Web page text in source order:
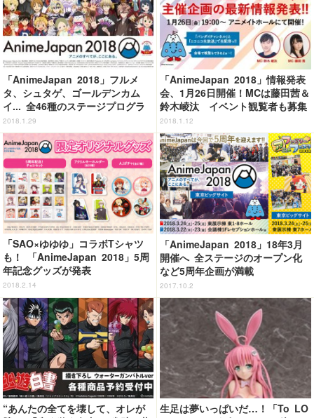
「AnimeJapan 2018」フルメ
タ、シュタゲ、ゴールデンカム
イ... 全46種のステージプログラ
ム発表
2018.1.29
「AnimeJapan 2018」情報発表
会、1月26日開催！MCは藤田茜＆
鈴木崚汰 イベント観覧者も募集
2018.1.12
「SAO×ゆゆゆ」コラボTシャツ
も！ 「AnimeJapan 2018」5周
年記念グッズが発表
2018.2.14
「AnimeJapan 2018」18年3月
開催へ 全ステージのオープン化
など5周年企画が満載
2017.10.2
“あんたの全てを壊して、オレが
生足は夢いっぱいだ…！「To LO